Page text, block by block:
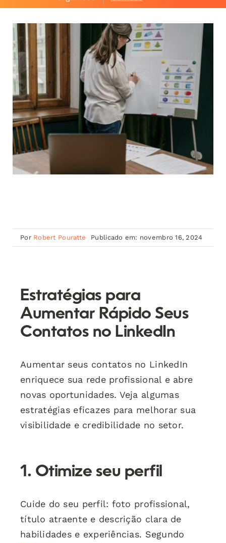
Por Robert Pouratte Publicado em: novembro 16, 2024
Estratégias para
Aumentar Rápido Seus
Contatos no LinkedIn
Aumentar seus contatos no LinkedIn
enriquece sua rede profissional e abre
novas oportunidades. Veja algumas
estratégias eficazes para melhorar sua
visibilidade e credibilidade no setor.
1. Otimize seu perfil
Cuide do seu perfil: foto profissional,
título atraente e descrição clara de
habilidades e experiências. Segundo